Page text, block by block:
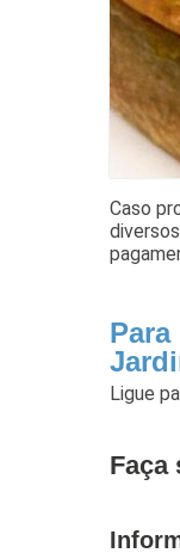
Caso
Ligue
Faça